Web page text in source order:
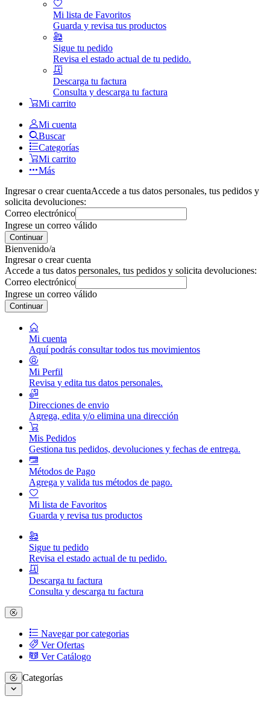
Mi lista de Favoritos
Guarda y revisa tus productos
Sigue tu pedido
Revisa el estado actual de tu pedido.
Descarga tu factura
Consulta y descarga tu factura
Mi carrito
Mi cuenta
Buscar
Categorías
Mi carrito
Más
Ingresar o crear cuentaAccede a tus datos personales, tus pedidos y
solicita devoluciones:
Correo electrónico
Ingrese un correo válido
Continuar
Bienvenido/a
Ingresar o crear cuenta
Accede a tus datos personales, tus pedidos y solicita devoluciones:
Correo electrónico
Ingrese un correo válido
Continuar
Mi cuenta
Aquí podrás consultar todos tus movimientos
Mi Perfil
Revisa y edita tus datos personales.
Direcciones de envio
Agrega, edita y/o elimina una dirección
Mis Pedidos
Gestiona tus pedidos, devoluciones y fechas de entrega.
Métodos de Pago
Agrega y valida tus métodos de pago.
Mi lista de Favoritos
Guarda y revisa tus productos
Sigue tu pedido
Revisa el estado actual de tu pedido.
Descarga tu factura
Consulta y descarga tu factura
Navegar por categorias
Ver Ofertas
Ver Catálogo
Categorías